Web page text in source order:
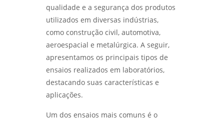
COMO A ANÁLISE DE FALHAS PARA
MANUTENÇÃO EM SP PODE AUMENTAR A
EFICÁCIA OPERACIONAL - LABMETAL
ANÁLISE METALOGRÁFICA DE METAIS:
DESCUBRA COMO ESSA TÉCNICA REVELA A
QUALIDADE DOS MATERIAIS - LABMETAL
ENSAIOS FÍSICOS MECÂNICOS: COMO
MATERIAIS - LABMETAL
qualidade e a segurança dos produtos
utilizados em diversas indústrias,
como construção civil, automotiva,
aeroespacial e metalúrgica. A seguir,
apresentamos os principais tipos de
ensaios realizados em laboratórios,
destacando suas características e
aplicações.
Um dos ensaios mais comuns é o